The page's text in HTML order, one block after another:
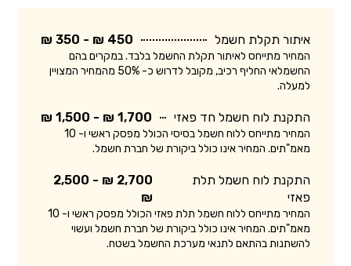
איתור תקלת חשמל 450 ₪ - 350 ₪
המחיר מתייחס לאיתור תקלת החשמל בלבד. במקרים בהם
החשמלאי החליף רכיב, מקובל לדרוש כ- 50% מהמחיר המצויין
למעלה.
התקנת לוח חשמל חד פאזי 1,700 ₪ - 1,500 ₪
המחיר מתייחס ללוח חשמל בסיסי הכולל מפסק ראשי ו- 10
מאמ"תים. המחיר אינו כולל ביקורת של חברת חשמל.
התקנת לוח חשמל תלת
פאזי
2,700 ₪ - 2,500
₪
המחיר מתייחס ללוח חשמל תלת פאזי הכולל מפסק ראשי ו- 10
מאמ"תים. המחיר אינו כולל ביקורת של חברת חשמל ועשוי
להשתנות בהתאם לתנאי מערכת החשמל בשטח.